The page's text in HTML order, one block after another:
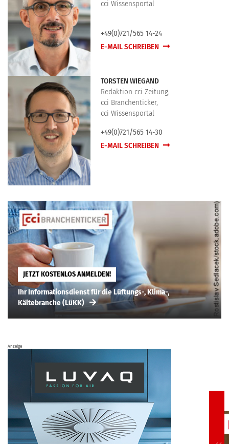
cci Wissensportal
+49(0)721/565 14-24
E-MAIL SCHREIBEN
TORSTEN WIEGAND
Redaktion cci Zeitung,
cci Branchenticker,
cci Wissensportal
+49(0)721/565 14-30
E-MAIL SCHREIBEN
JETZT KOSTENLOS ANMELDEN!
Ihr Informationsdienst für die Lüftungs-, Klima-,
Kältebranche (LüKK)
Anzeige